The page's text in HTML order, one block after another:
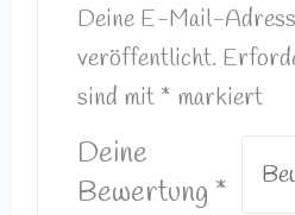
Deine E-Mail-
veröffentlicht.
sind mit * markiert
Deine
Bewertung *